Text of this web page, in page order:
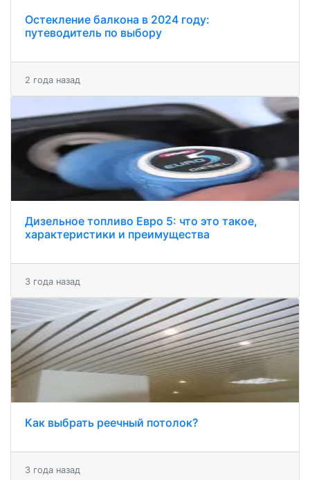
Остекление балкона в 2024 году:
путеводитель по выбору
2 года назад
Дизельное топливо Евро 5: что это такое,
характеристики и преимущества
3 года назад
Как выбрать реечный потолок?
3 года назад